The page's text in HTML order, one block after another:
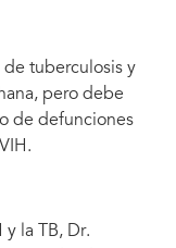
de tuberculosis y
pero debe
de defunciones
y la TB, Dr.